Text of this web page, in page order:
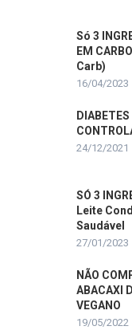
Só 3
EM
Carb)
16/04/2023
24/12/2021
SÓ 3
Leite
Saudável
27/01/2023
NÃO
ABACAXI
VEGANO
19/05/2022